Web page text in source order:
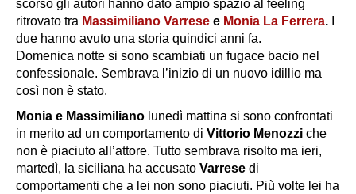
scorso gli autori hanno dato ampio spazio al feeling
ritrovato tra Massimiliano Varrese e Monia La Ferrera.
due hanno avuto una storia quindici anni fa.
Domenica notte si sono scambiati un fugace bacio nel
confessionale. Sembrava l’inizio di un nuovo idillio ma
così non è stato.
Monia e Massimiliano lunedì mattina si sono confrontati
in merito ad un comportamento di Vittorio Menozzi che
non è piaciuto all’attore. Tutto sembrava risolto ma ieri,
martedì, la siciliana ha accusato Varrese di
comportamenti che a lei non sono piaciuti. Più volte lei ha